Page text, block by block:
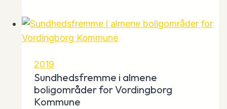
naturen
indvies
Vridsløselille
Andelsboligforening
4
2019
Sundhedsfremme i almene
boligområder for Vordingborg
Kommune